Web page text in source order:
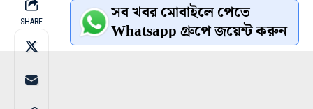
SHARE সব খবর মোবাইলে পেতে
Whatsapp গ্রুপে জয়েন্ট করুন